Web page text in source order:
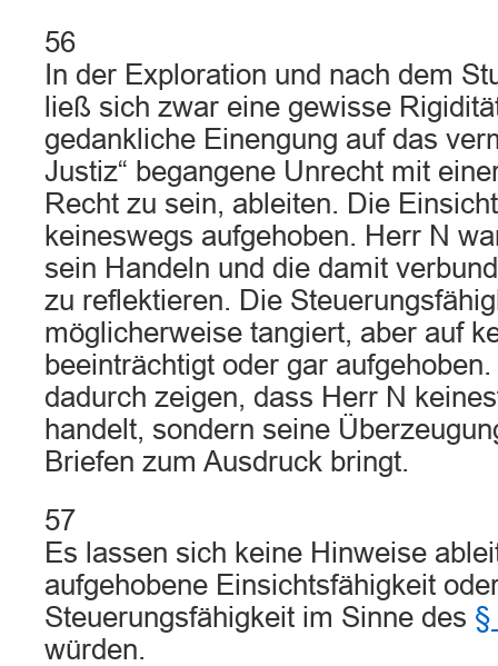
56
In der Exploration und nach dem
ließ sich zwar eine gewisse
gedankliche Einengung auf das
Justiz“ begangene Unrecht mit
Recht zu sein, ableiten. Die
keineswegs aufgehoben. Herr N
sein Handeln und die damit
zu reflektieren. Die
möglicherweise tangiert, aber auf
beeinträchtigt oder gar
dadurch zeigen, dass Herr N
handelt, sondern seine
Briefen zum Ausdruck bringt.
57
Es lassen sich keine Hinweise
aufgehobene Einsichtsfähigkeit
Steuerungsfähigkeit im Sinne des §
würden.